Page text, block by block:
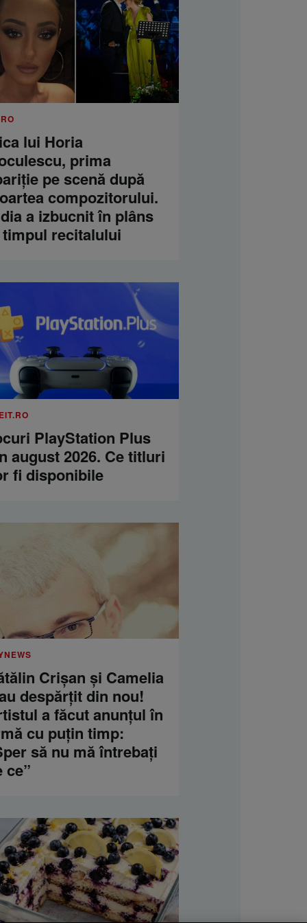
lui Horia
prima
pe scenă după
compozitorului.
a izbucnit în plâns
recitalului
PlayStation Plus
august 2026. Ce titluri
fi disponibile
Crișan și Camelia
despărțit din nou!
a făcut anunțul în
cu puțin timp:
să nu mă întrebați
ce”